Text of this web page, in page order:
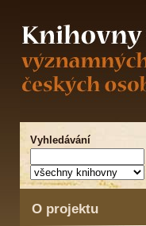
Vyhledávání
O projektu